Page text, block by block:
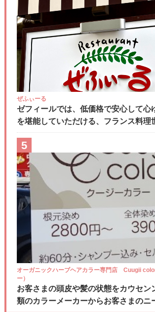
ぜふぃーる
ゼフィールでは、低価格で安心して心
を堪能していただける、フランス料理
5
オーガニックハーブヘアカラー専門店 Cuugii
ー）
お客さまの頭皮や髪の状態をカウセン
類のカラーメーカーからお客さまのニ